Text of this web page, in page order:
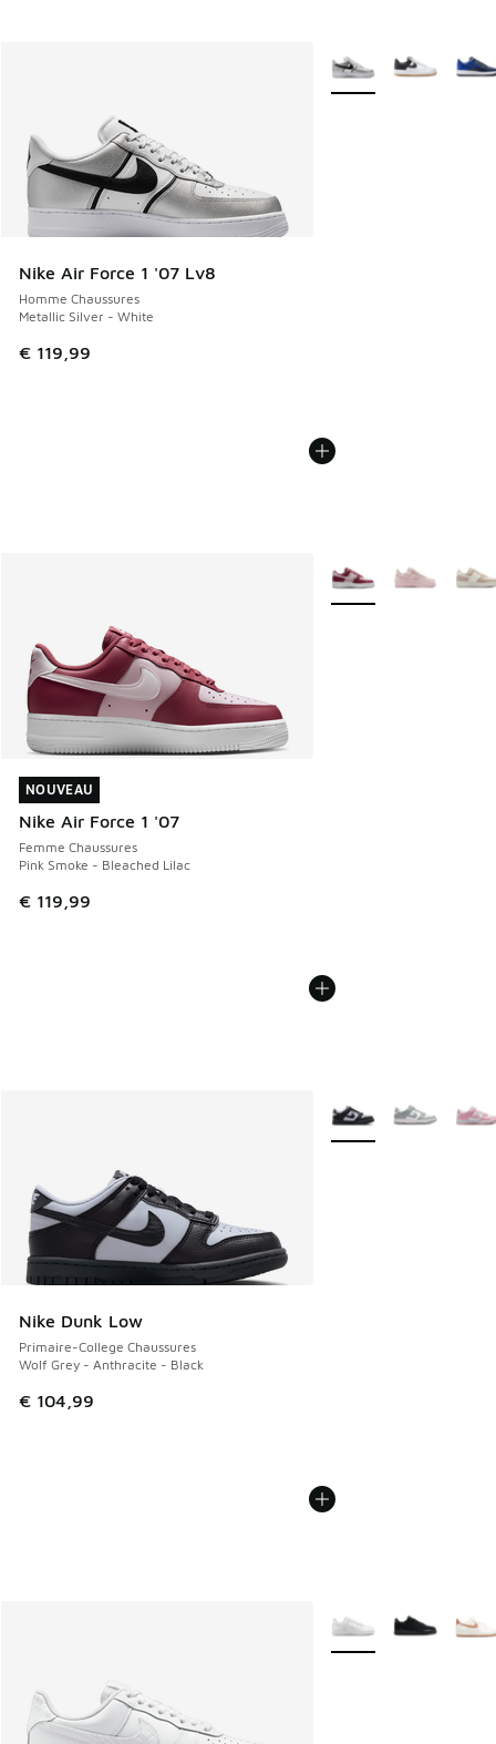
Nike Air Force 1 '07 Lv8
Homme Chaussures
Metallic Silver - White
€ 119,99
Plus de couleurs
NOUVEAU
Nike Air Force 1 '07
Femme Chaussures
Pink Smoke - Bleached Lilac
€ 119,99
NOUVEAU
Plus de couleurs
Nike Dunk Low
Primaire-College Chaussures
Wolf Grey - Anthracite - Black
€ 104,99
Plus de couleurs
Plus de couleurs